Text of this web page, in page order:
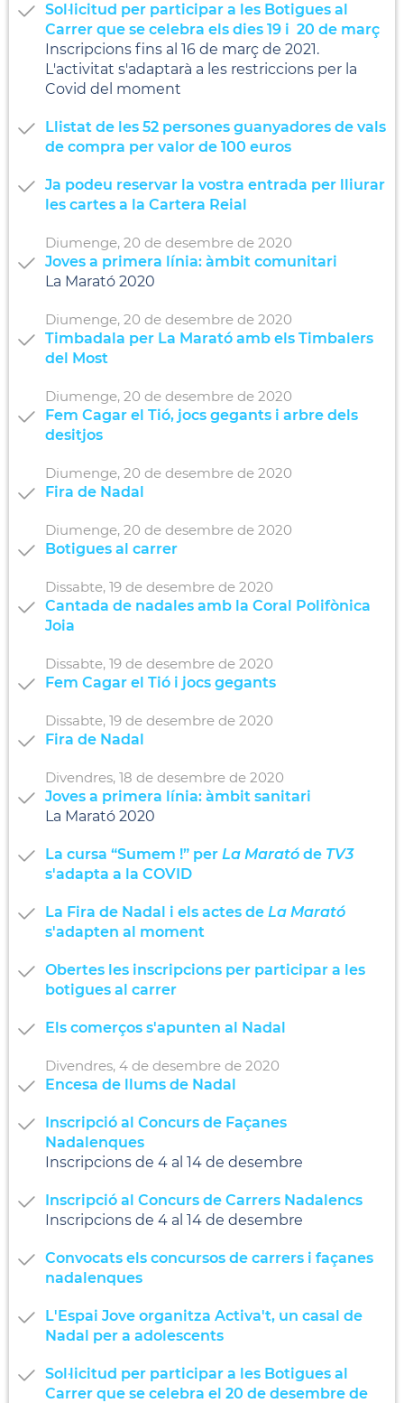
Sol·licitud per participar a les Botigues al
Carrer que se celebra els dies 19 i 20 de març
Inscripcions fins al 16 de març de 2021.
L'activitat s'adaptarà a les restriccions per la
Covid del moment
Llistat de les 52 persones guanyadores de vals
de compra per valor de 100 euros
Ja podeu reservar la vostra entrada per lliurar
les cartes a la Cartera Reial
Diumenge, 20 de desembre de 2020
Joves a primera línia: àmbit comunitari
La Marató 2020
Diumenge, 20 de desembre de 2020
Timbadala per La Marató amb els Timbalers
del Most
Diumenge, 20 de desembre de 2020
Fem Cagar el Tió, jocs gegants i arbre dels
desitjos
Diumenge, 20 de desembre de 2020
Fira de Nadal
Diumenge, 20 de desembre de 2020
Botigues al carrer
Dissabte, 19 de desembre de 2020
Cantada de nadales amb la Coral Polifònica
Joia
Dissabte, 19 de desembre de 2020
Fem Cagar el Tió i jocs gegants
Dissabte, 19 de desembre de 2020
Fira de Nadal
Divendres, 18 de desembre de 2020
Joves a primera línia: àmbit sanitari
La Marató 2020
La cursa “Sumem !” per La Marató de TV3
s'adapta a la COVID
La Fira de Nadal i els actes de La Marató
s'adapten al moment
Obertes les inscripcions per participar a les
botigues al carrer
Els comerços s'apunten al Nadal
Divendres, 4 de desembre de 2020
Encesa de llums de Nadal
Inscripció al Concurs de Façanes
Nadalenques
Inscripcions de 4 al 14 de desembre
Inscripció al Concurs de Carrers Nadalencs
Inscripcions de 4 al 14 de desembre
Convocats els concursos de carrers i façanes
nadalenques
L'Espai Jove organitza Activa't, un casal de
Nadal per a adolescents
Sol·licitud per participar a les Botigues al
Carrer que se celebra el 20 de desembre de